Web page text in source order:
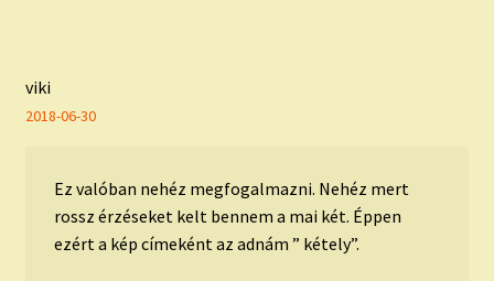
viki
2018-06-30
Ez valóban nehéz megfogalmazni. Nehéz mert
rossz érzéseket kelt bennem a mai két. Éppen
ezért a kép címeként az adnám ” kétely”.